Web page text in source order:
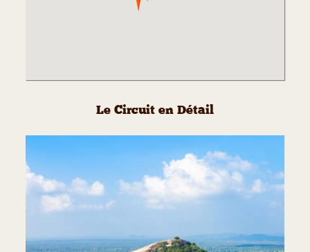
Le Circuit en Détail